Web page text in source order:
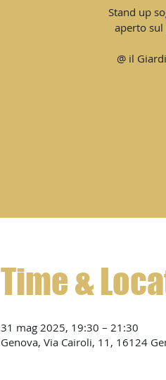
Stand up
aperto sul
@ il
Time &
31 mag 2025, 19:30 – 21:30
Genova, Via Cairoli, 11, 16124